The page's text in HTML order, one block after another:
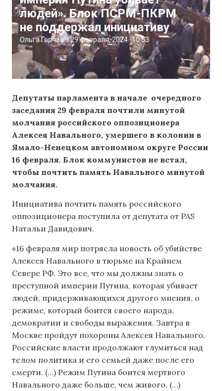
людей». Блок ПСРМ-ПКРМ
не поддержал инициативу
Ольга Горчак |29 февраля, 2024 10:53
Депутаты парламента в начале очередного
заседания 29 февраля почтили минутой
молчания российского оппозиционера
Алексея Навального, умершего в колонии в
Ямало-Ненецком автономном округе России
16 февраля. Блок коммунистов не встал,
чтобы почтить память Навального минутой
молчания.
Инициатива почтить память российского
оппозиционера поступила от депутата от PAS
Натальи Давидович.
«16 февраля мир потрясла новость об убийстве
Алексея Навального в тюрьме на Крайнем
Севере РФ. Это все, что мы должны знать о
преступной империи Путина, которая убивает
людей, придерживающихся другого мнения, о
режиме, который боится своего народа,
демократии и свободы выражения. Завтра в
Москве пройдут похороны Алексея Навального.
Российские власти продолжают глумиться над
телом политика и его семьей даже после его
смерти. (…) Режим Путина боится мертвого
Навального даже больше, чем живого. (…)